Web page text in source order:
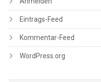
Eintrags-Feed
Kommentar-Feed
WordPress.org